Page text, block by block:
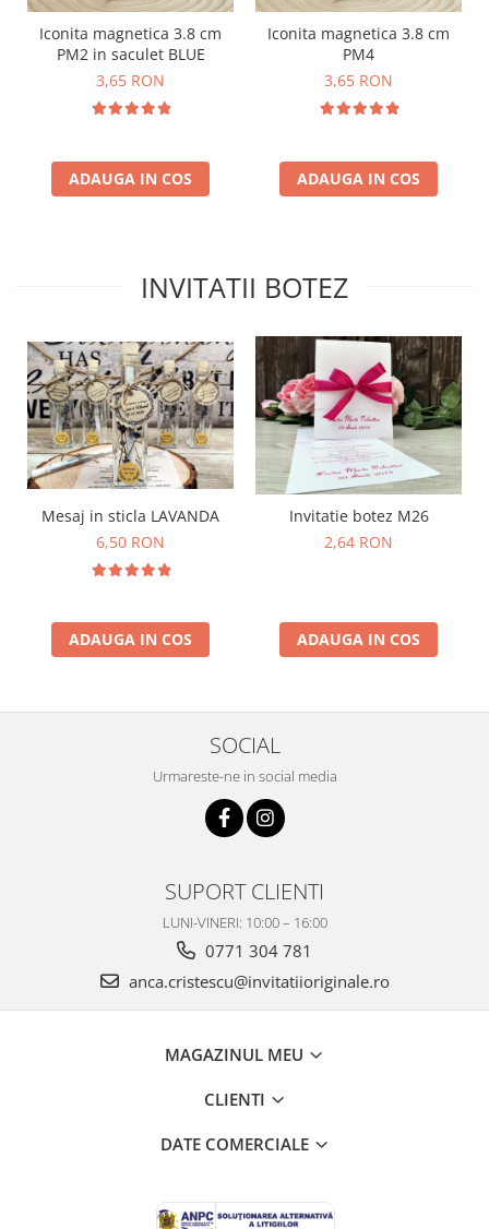
Iconita magnetica 3.8 cm
PM2 in saculet BLUE
3,65 RON
ADAUGA IN COS
Iconita magnetica 3.8 cm
PM4
3,65 RON
ADAUGA IN COS
INVITATII BOTEZ
Mesaj in sticla LAVANDA
6,50 RON
ADAUGA IN COS
Invitatie botez M26
2,64 RON
ADAUGA IN COS
SOCIAL
Urmareste-ne in social media
SUPORT CLIENTI
LUNI-VINERI: 10:00 – 16:00
0771 304 781
anca.cristescu@invitatiioriginale.ro
MAGAZINUL MEU
CLIENTI
DATE COMERCIALE